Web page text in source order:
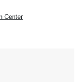
Center